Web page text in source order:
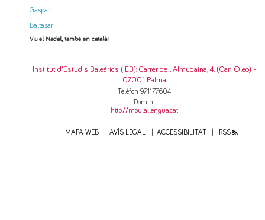
Gaspar
Baltasar
Viu el Nadal, també en català!
Institut d'Estudis Baleàrics (IEB): Carrer de l'Almudaina, 4. (Can Oleo). -
07001 Palma
Telèfon 971177604
Domini
http://moulallengua.cat
MAPA WEB AVÍS LEGAL ACCESSIBILITAT RSS